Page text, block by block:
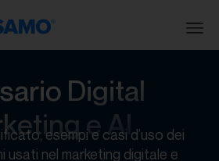
Digital
e AI
esempi e casi d’uso dei
usati nel marketing digitale e